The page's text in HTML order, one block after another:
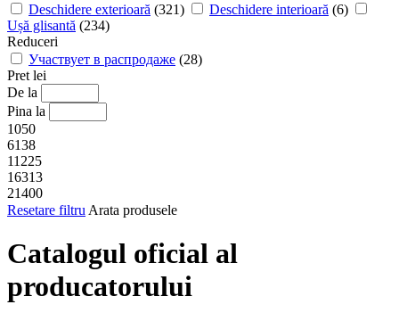
Deschidere exterioară (321) Deschidere interioară (6)
Ușă glisantă (234)
Reduceri
Участвует в распродаже (28)
Pret lei
De la
Pina la
1050
6138
11225
16313
21400
Resetare filtru Arata produsele
Catalogul oficial al
producatorului